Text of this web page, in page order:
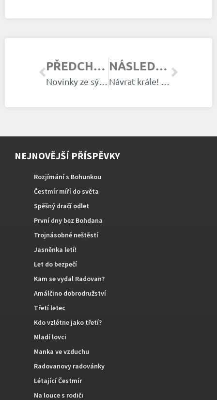
PŘEDCHOZÍ ČLÁNEK NÁSLEDUJÍCÍ ČLÁNEK
NEJNOVĚJŠÍ PŘÍSPĚVKY
Rozjímání s Bohunkou
Čestmír míří do světa
Spěšný dračí odlet
První dny bez Bohdana
Trojnásobné neštěstí
Jasněnka letí!
Let do bezpečí
Kam se vydal Radovan?
Amálčino dobrodružství
Třetí letec
Kdo vzlétne jako třetí?
Mladí lovci
Manka ve vzduchu
Radovanovy radovánky
Létající Čestmír
Na louce s rodiči